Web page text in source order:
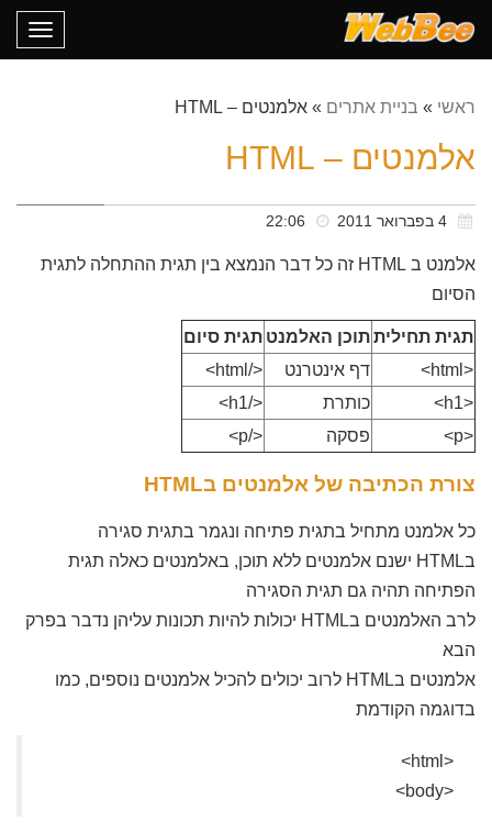
ראשי » בניית אתרים » אלמנטים – HTML
אלמנטים – HTML
אלמנט ב HTML זה כל דבר הנמצא בין תגית ההתחלה לתגית
הסיום
תגית תחיליתתוכן האלמנט תגית סיום
<html>
דף אינטרנט
</html>
<h1>
כותרת
</h1>
<p>
פסקה </p>
צורת הכתיבה של אלמנטים בHTML
כל אלמנט מתחיל בתגית פתיחה ונגמר בתגית סגירה
בHTML ישנם אלמנטים ללא תוכן, באלמנטים כאלה תגית
הפתיחה תהיה גם תגית הסגירה
לרב האלמנטים בHTML יכולות להיות תכונות עליהן נדבר בפרק
הבא
אלמנטים בHTML לרוב יכולים להכיל אלמנטים נוספים, כמו
בדוגמה הקודמת
<html>
<body>